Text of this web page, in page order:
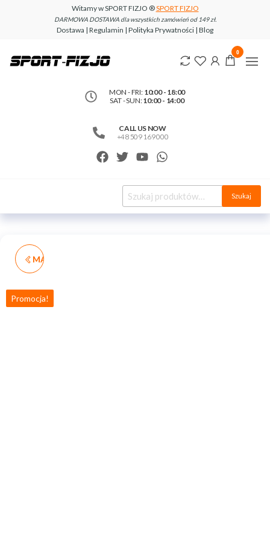
Witamy w SPORT FIZJO ®SPORT FIZJO
DARMOWA DOSTAWA dla wszystkich zamówień od 149 zł.
Dostawa | Regulamin | Polityka Prywatności | Blog
www.sport-
fizjo.com
MON - FRI: 10:00 - 18:00
SAT - SUN:10:00 - 14:00
CALL US NOW
+48 509 169 000
0
Szukaj
MATA DO AKUPRESURY
ACUPULSE | SPORT-
Promocja!